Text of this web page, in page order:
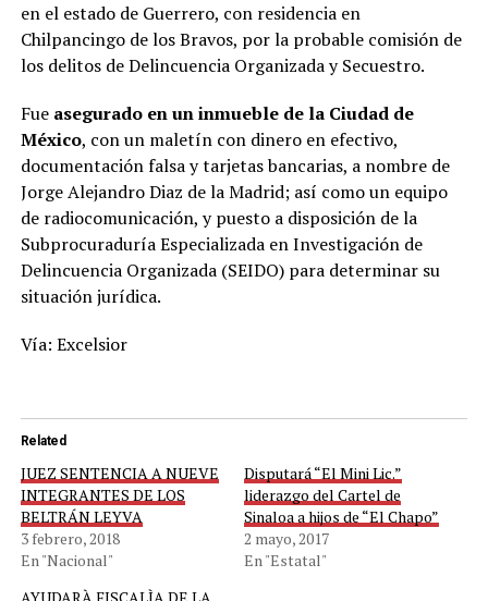
en el estado de Guerrero, con residencia en
Chilpancingo de los Bravos, por la probable comisión de
los delitos de Delincuencia Organizada y Secuestro.
Fue asegurado en un inmueble de la Ciudad de
México, con un maletín con dinero en efectivo,
documentación falsa y tarjetas bancarias, a nombre de
Jorge Alejandro Diaz de la Madrid; así como un equipo
de radiocomunicación, y puesto a disposición de la
Subprocuraduría Especializada en Investigación de
Delincuencia Organizada (SEIDO) para determinar su
situación jurídica.
Vía: Excelsior
Related
JUEZ SENTENCIA A NUEVE
INTEGRANTES DE LOS
BELTRÁN LEYVA
3 febrero, 2018
En "Nacional"
Disputará “El Mini Lic.”
liderazgo del Cartel de
Sinaloa a hijos de “El Chapo”
2 mayo, 2017
En "Estatal"